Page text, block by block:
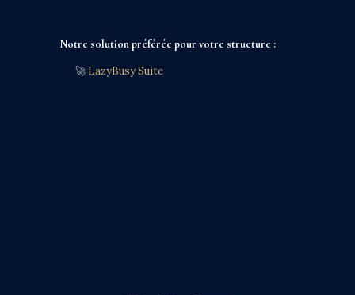
Notre solution préférée pour votre structure :
🚀 LazyBusy Suite